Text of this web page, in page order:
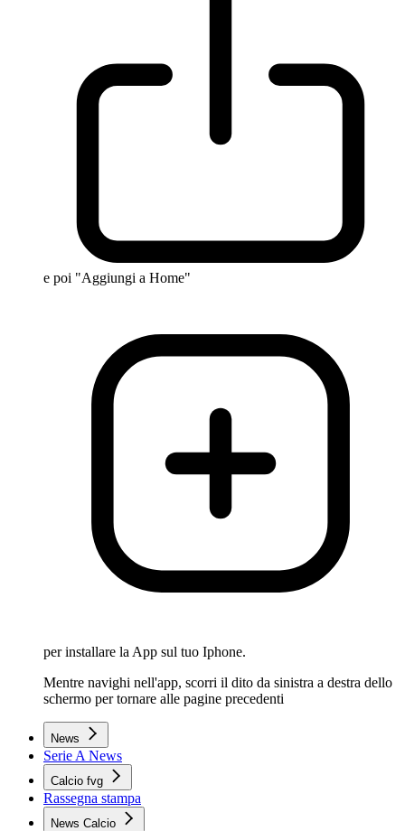
e poi "Aggiungi a Home"
per installare la App sul tuo Iphone.
Mentre navighi nell'app, scorri il dito da sinistra a destra dello
schermo per tornare alle pagine precedenti
News
Serie A News
Calcio fvg
Rassegna stampa
News Calcio